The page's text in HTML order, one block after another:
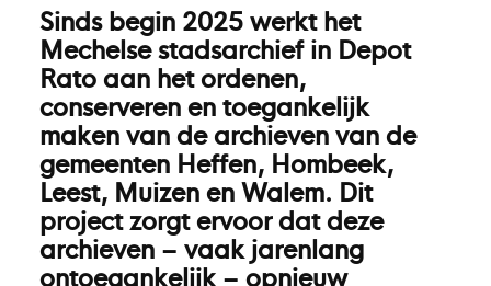
Sinds begin 2025 werkt het
Mechelse stadsarchief in Depot
Rato aan het ordenen,
conserveren en toegankelijk
maken van de archieven van de
gemeenten Heffen, Hombeek,
Leest, Muizen en Walem. Dit
project zorgt ervoor dat deze
archieven – vaak jarenlang
ontoegankelijk – opnieuw